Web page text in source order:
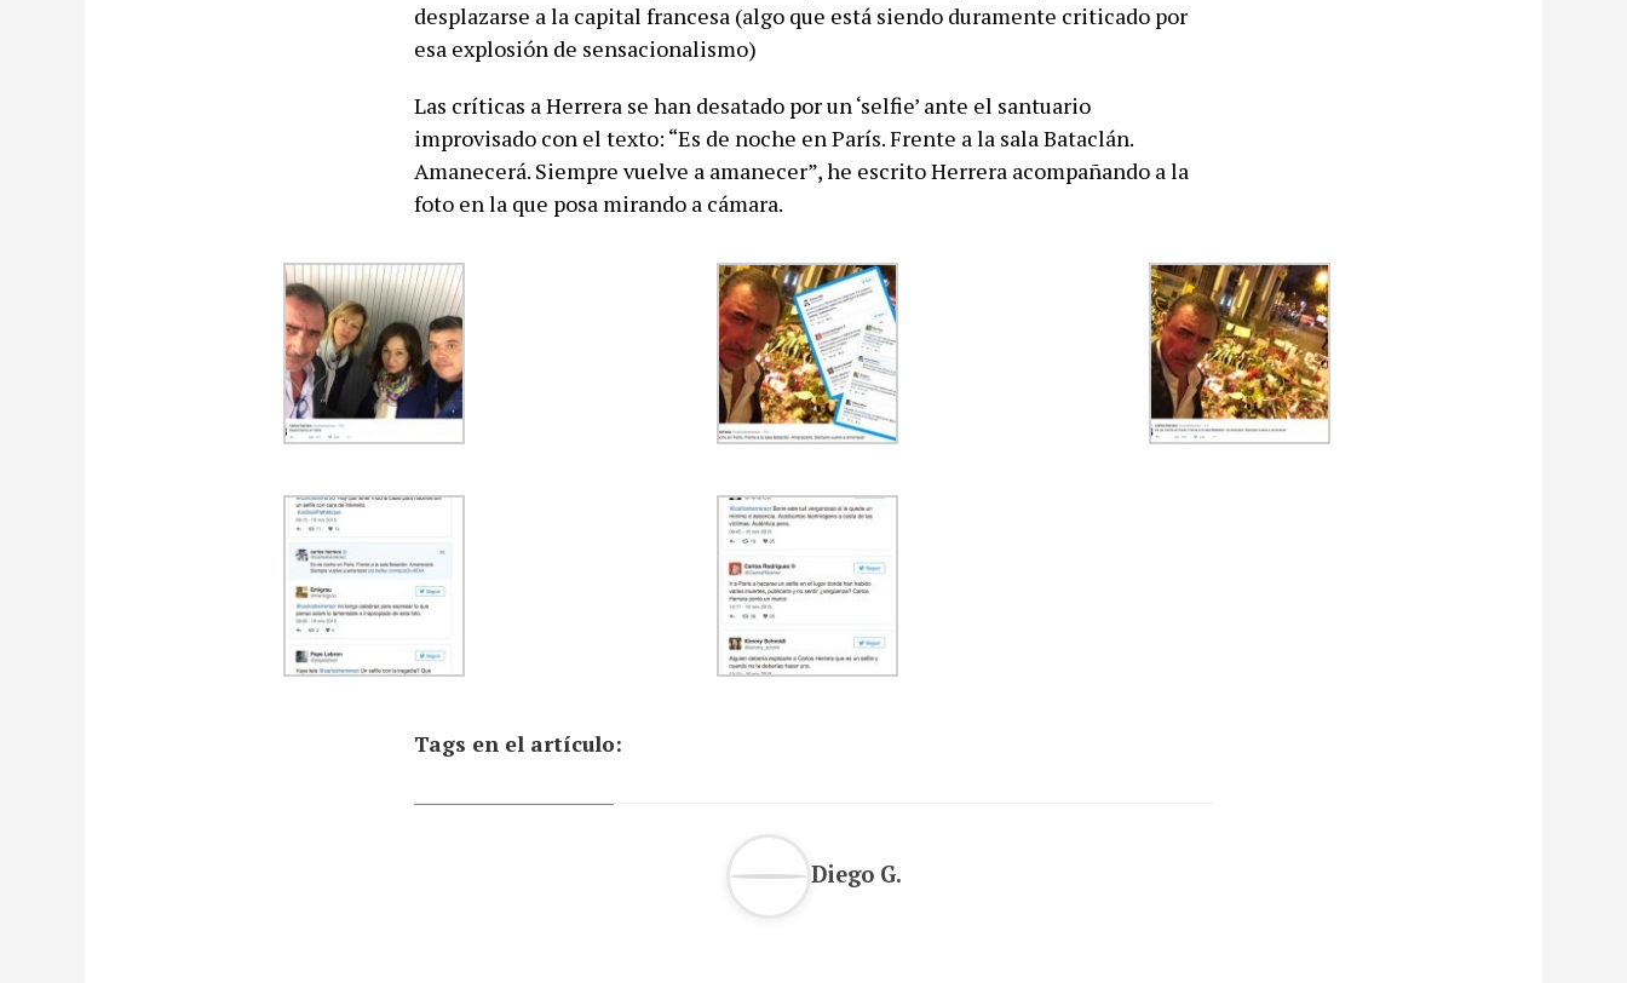
desplazarse a la capital francesa (algo que está siendo duramente criticado por
esa explosión de sensacionalismo)
Las críticas a Herrera se han desatado por un ‘selfie’ ante el santuario
improvisado con el texto: “Es de noche en París. Frente a la sala Bataclán.
Amanecerá. Siempre vuelve a amanecer”, he escrito Herrera acompañando a la
foto en la que posa mirando a cámara.
Tags en el artículo:
Diego G.